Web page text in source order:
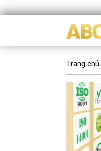
Trang chủ